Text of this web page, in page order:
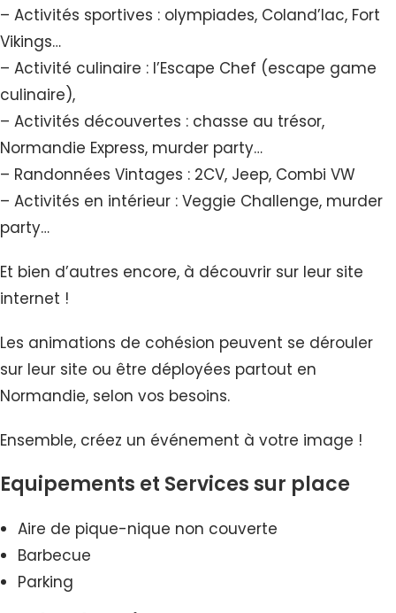
– Activités sportives : olympiades, Coland’lac, Fort
Vikings…
– Activité culinaire : l’Escape Chef (escape game
culinaire),
– Activités découvertes : chasse au trésor,
Normandie Express, murder party…
– Randonnées Vintages : 2CV, Jeep, Combi VW
– Activités en intérieur : Veggie Challenge, murder
party…
Et bien d’autres encore, à découvrir sur leur site
internet !
Les animations de cohésion peuvent se dérouler
sur leur site ou être déployées partout en
Normandie, selon vos besoins.
Ensemble, créez un événement à votre image !
Equipements et Services sur place
Aire de pique-nique non couverte
Barbecue
Parking